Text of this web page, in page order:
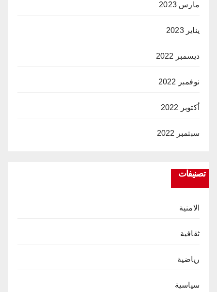
مارس 2023
يناير 2023
ديسمبر 2022
نوفمبر 2022
أكتوبر 2022
سبتمبر 2022
تصنيفات
الامنية
ثقافية
رياضية
سياسية